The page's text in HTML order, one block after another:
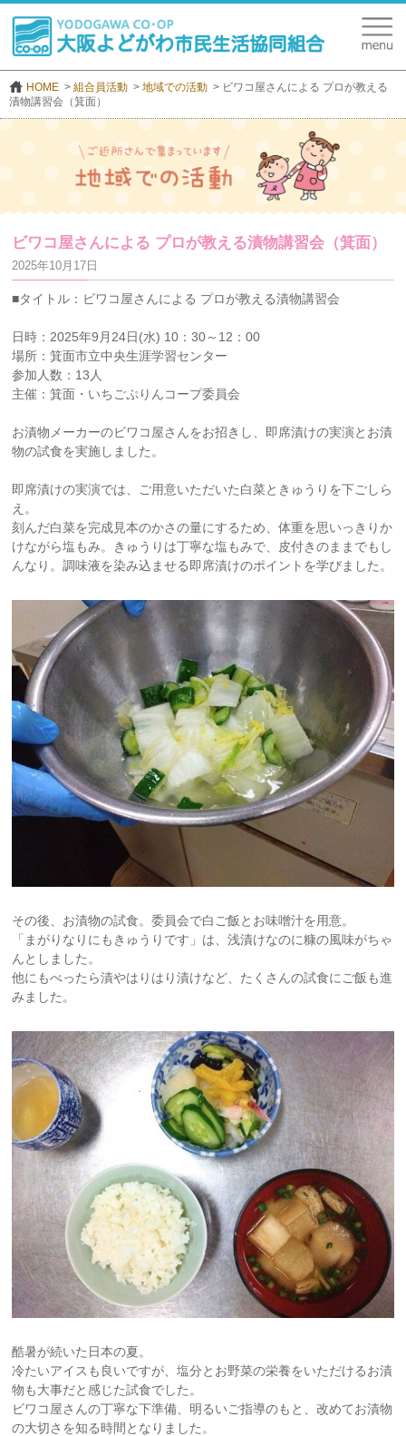
HOME 組合員活動 地域での活動
ビワコ屋さんによる プロが教える
漬物講習会（箕面）
ビワコ屋さんによる プロが教える漬物講習会（箕面）
2025年10月17日
■タイトル：ビワコ屋さんによる プロが教える漬物講習会
日時：2025年9月24日(水) 10：30～12：00
場所：箕面市立中央生涯学習センター
参加人数：13人
主催：箕面・いちごぷりんコープ委員会
お漬物メーカーのビワコ屋さんをお招きし、即席漬けの実演とお漬
物の試食を実施しました。
即席漬けの実演では、ご用意いただいた白菜ときゅうりを下ごしら
え。
刻んだ白菜を完成見本のかさの量にするため、体重を思いっきりか
けながら塩もみ。きゅうりは丁寧な塩もみで、皮付きのままでもし
んなり。調味液を染み込ませる即席漬けのポイントを学びました。
その後、お漬物の試食。委員会で白ご飯とお味噌汁を用意。
「まがりなりにもきゅうりです」は、浅漬けなのに糠の風味がちゃ
んとしました。
他にもべったら漬やはりはり漬けなど、たくさんの試食にご飯も進
みました。
酷暑が続いた日本の夏。
冷たいアイスも良いですが、塩分とお野菜の栄養をいただけるお漬
物も大事だと感じた試食でした。
ビワコ屋さんの丁寧な下準備、明るいご指導のもと、改めてお漬物
の大切さを知る時間となりました。